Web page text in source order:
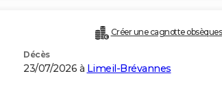
Créer une cagnotte obsèques
Décès
23/07/2026 à Limeil-Brévannes